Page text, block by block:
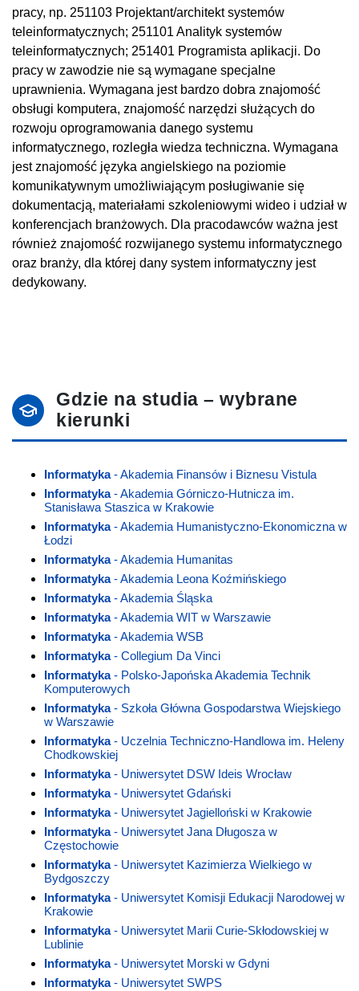
pracy, np. 251103 Projektant/architekt systemów
teleinformatycznych; 251101 Analityk systemów
teleinformatycznych; 251401 Programista aplikacji. Do
pracy w zawodzie nie są wymagane specjalne
uprawnienia. Wymagana jest bardzo dobra znajomość
obsługi komputera, znajomość narzędzi służących do
rozwoju oprogramowania danego systemu
informatycznego, rozległa wiedza techniczna. Wymagana
jest znajomość języka angielskiego na poziomie
komunikatywnym umożliwiającym posługiwanie się
dokumentacją, materiałami szkoleniowymi wideo i udział w
konferencjach branżowych. Dla pracodawców ważna jest
również znajomość rozwijanego systemu informatycznego
oraz branży, dla której dany system informatyczny jest
dedykowany.
Gdzie na studia – wybrane
kierunki
Informatyka- Akademia Finansów i Biznesu Vistula
Informatyka- Akademia Górniczo-Hutnicza im.
Stanisława Staszica w Krakowie
Informatyka- Akademia Humanistyczno-Ekonomiczna w
Łodzi
Informatyka- Akademia Humanitas
Informatyka- Akademia Leona Koźmińskiego
Informatyka- Akademia Śląska
Informatyka- Akademia WIT w Warszawie
Informatyka- Akademia WSB
Informatyka- Collegium Da Vinci
Informatyka- Polsko-Japońska Akademia Technik
Komputerowych
Informatyka- Szkoła Główna Gospodarstwa Wiejskiego
w Warszawie
Informatyka- Uczelnia Techniczno-Handlowa im. Heleny
Chodkowskiej
Informatyka- Uniwersytet DSW Ideis Wrocław
Informatyka- Uniwersytet Gdański
Informatyka- Uniwersytet Jagielloński w Krakowie
Informatyka- Uniwersytet Jana Długosza w
Częstochowie
Informatyka- Uniwersytet Kazimierza Wielkiego w
Bydgoszczy
Informatyka- Uniwersytet Komisji Edukacji Narodowej w
Krakowie
Informatyka- Uniwersytet Marii Curie-Skłodowskiej w
Lublinie
Informatyka- Uniwersytet Morski w Gdyni
Informatyka- Uniwersytet SWPS